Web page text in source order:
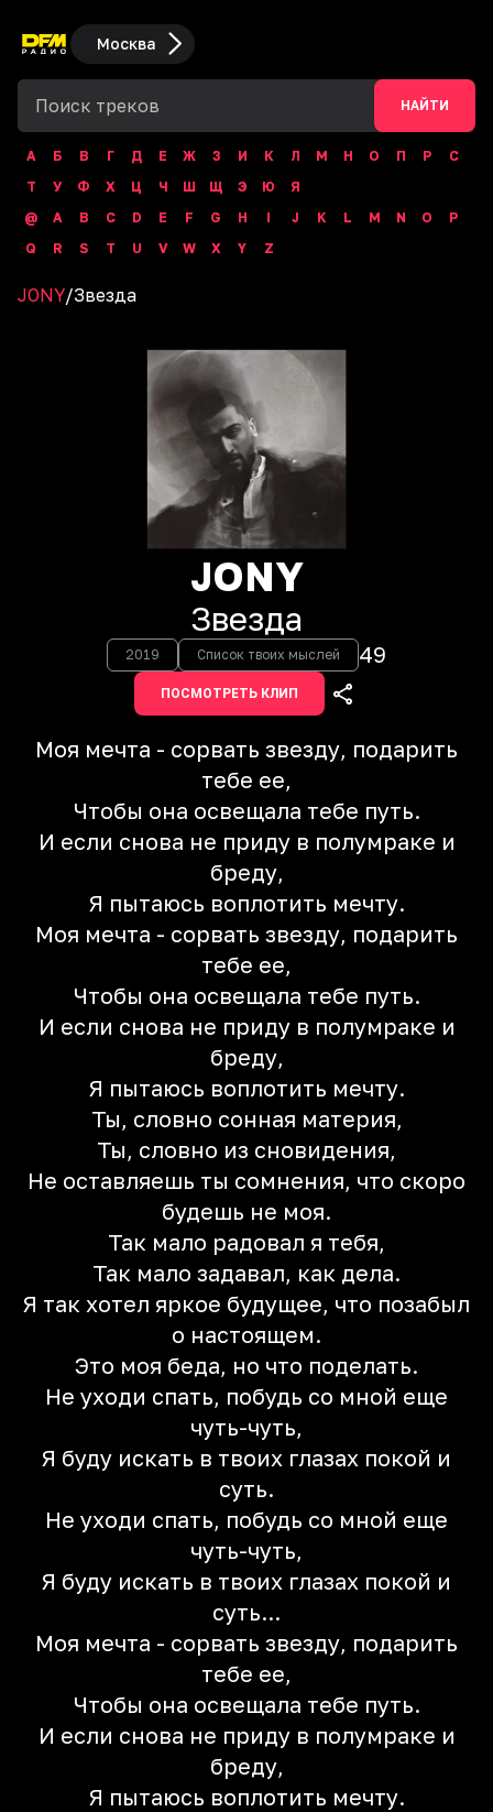
Москва
НАЙТИ
А Б В Г Д Е Ж З И К Л М Н О П Р
С
Т
У Ф Х Ц Ч Ш Щ Э Ю
Я
@
A B C D E F G H I J K L M N O
P
Q
R S T U V W X Y Z
JONY/Звезда
JONY
Звезда
2019 Список твоих мыслей 49
ПОСМОТРЕТЬ КЛИП
Моя мечта - сорвать звезду, подарить
тебе ее,
Чтобы она освещала тебе путь.
И если снова не приду в полумраке и
бреду,
Я пытаюсь воплотить мечту.
Моя мечта - сорвать звезду, подарить
тебе ее,
Чтобы она освещала тебе путь.
И если снова не приду в полумраке и
бреду,
Я пытаюсь воплотить мечту.
Ты, словно сонная материя,
Ты, словно из сновидения,
Не оставляешь ты сомнения, что скоро
будешь не моя.
Так мало радовал я тебя,
Так мало задавал, как дела.
Я так хотел яркое будущее, что позабыл
о настоящем.
Это моя беда, но что поделать.
Не уходи спать, побудь со мной еще
чуть-чуть,
Я буду искать в твоих глазах покой и
суть.
Не уходи спать, побудь со мной еще
чуть-чуть,
Я буду искать в твоих глазах покой и
суть...
Моя мечта - сорвать звезду, подарить
тебе ее,
Чтобы она освещала тебе путь.
И если снова не приду в полумраке и
бреду,
Я пытаюсь воплотить мечту.